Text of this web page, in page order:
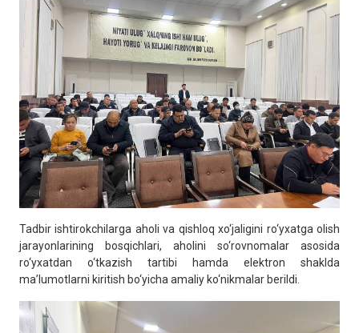
Tadbir ishtirokchilarga aholi va qishloq xo‘jaligini ro‘yxatga olish
jarayonlarining bosqichlari, aholini so‘rovnomalar asosida
ro‘yxatdan o‘tkazish tartibi hamda elektron shaklda
ma’lumotlarni kiritish bo‘yicha amaliy ko‘nikmalar berildi.